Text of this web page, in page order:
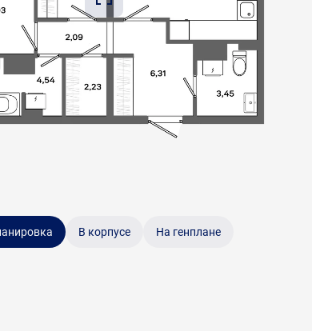
В корпусе На генплане